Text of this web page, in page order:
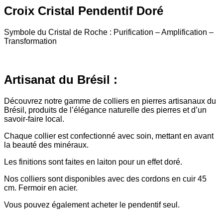
Croix Cristal Pendentif Doré
Symbole du Cristal de Roche : Purification – Amplification –
Transformation
Artisanat du Brésil :
Découvrez notre gamme de colliers en pierres artisanaux du
Brésil, produits de l’élégance naturelle des pierres et d’un
savoir-faire local.
Chaque collier est confectionné avec soin, mettant en avant
la beauté des minéraux.
Les finitions sont faites en laiton pour un effet doré.
Nos colliers sont disponibles avec des cordons en cuir 45
cm. Fermoir en acier.
Vous pouvez également acheter le pendentif seul.